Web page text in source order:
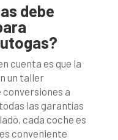
debe
cuenta es que la
un taller
a
las garantías
cada coche es
conveniente